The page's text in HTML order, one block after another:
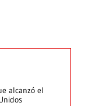
alcanzó el